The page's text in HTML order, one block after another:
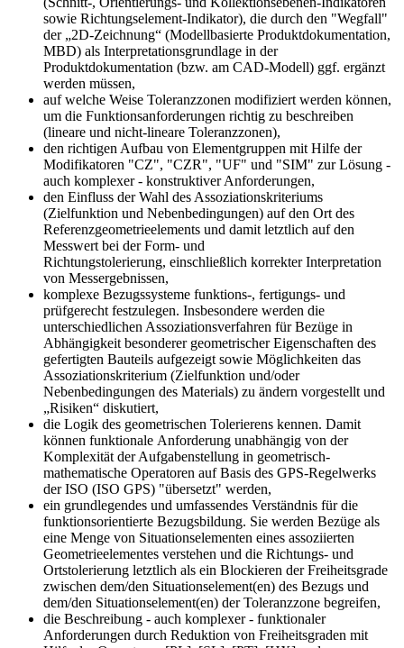
sowie Richtungselement-Indikator), die durch den "Wegfall"
der „2D-Zeichnung“ (Modellbasierte Produktdokumentation,
MBD) als Interpretationsgrundlage in der
Produktdokumentation (bzw. am CAD-Modell) ggf. ergänzt
werden müssen,
auf welche Weise Toleranzzonen modifiziert wer­den können,
um die Funktionsanforderungen rich­tig zu beschreiben
(lineare und nicht-lineare Toleranzzonen),
den richtigen Aufbau von Elementgruppen mit Hilfe der
Modifikatoren "CZ", "CZR", "UF" und "SIM" zur Lö­sung -
auch komplexer - konstruktiver Anforde­run­gen,
den Einfluss der Wahl des Assoziationskriteriums
(Zielfunktion und Nebenbedingungen) auf den Ort des
Referenzgeometrieelements und damit letztlich auf den
Messwert bei der Form- und
Richtungstolerierung, einschließlich korrekter Interpretation
von Messergebnissen,
komplexe Bezugssysteme funktions-, fertigungs- und
prüfgerecht festzulegen. Insbesondere wer­den die
unterschiedlichen Assoziationsver­fahren für Bezüge in
Abhängigkeit besonderer geometri­scher Eigenschaften des
gefertigten Bauteils auf­gezeigt sowie Möglichkeiten das
Assoziationskriterium (Zielfunktion und/oder
Nebenbedingungen des Materials) zu ändern vorgestellt und
„Risiken“ diskutiert,
die Logik des geometrischen Tolerierens kennen. Damit
können funktionale Anforderung unabhängig von der
Komplexität der Aufgabenstellung in geometrisch-
mathematische Operatoren auf Basis des GPS-Regelwerks
der ISO (ISO GPS) "übersetzt" werden,
ein grundlegendes und umfassendes Verständnis für die
funktionsorientierte Bezugsbildung. Sie werden Bezüge als
eine Menge von Situationselementen eines assoziierten
Geometrieelementes verstehen und die Richtungs- und
Ortstolerierung letztlich als ein Blockieren der Freiheitsgrade
zwischen dem/den Situations­element(en) des Bezugs und
dem/den Situationselement(en) der Toleranzzone begreifen,
die Beschreibung - auch komplexer - funktionaler
Anforderungen durch Reduktion von Freiheitsgraden mit